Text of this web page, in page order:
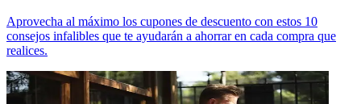
Aprovecha al máximo los cupones de descuento con estos 10
consejos infalibles que te ayudarán a ahorrar en cada compra que
realices.